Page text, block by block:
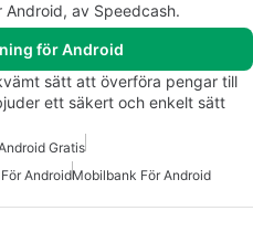
av Speedcash.
för Android
sätt att överföra pengar till
ett säkert och enkelt sätt
Gratis
AndroidMobilbank För Android